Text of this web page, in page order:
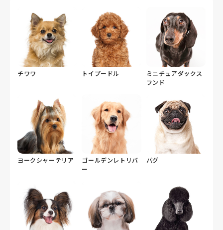
ました。
おかげさまで、家族全員が納得できる素晴らしいご縁に
恵まれました！
チワワ トイプードル
ミニチュアダックス
フンド
ヨークシャーテリア
ゴールデンレトリバ
ー
パグ